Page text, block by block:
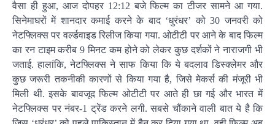
वैसा ही हुआ, आज दोपहर 12:12 बजे फिल्म का टीजर सामने आ गया.
सिनेमाघरों में शानदार कमाई करने के बाद ‘धुरंधर’ को 30 जनवरी को
नेटफ्लिक्स पर वर्ल्डवाइड रिलीज किया गया. ओटीटी पर आने के बाद फिल्म
का रन टाइम करीब 9 मिनट कम होने को लेकर कुछ दर्शकों ने नाराजगी भी
जताई. हालांकि, नेटफ्लिक्स ने साफ किया कि ये बदलाव डिस्क्लेमर और
कुछ जरूरी तकनीकी कारणों से किया गया है, जिसे मेकर्स की मंजूरी भी
मिली थी. इसके बावजूद फिल्म ओटीटी पर आते ही छा गई और भारत में
नेटफ्लिक्स पर नंबर-1 ट्रेंड करने लगी. सबसे चौंकाने वाली बात ये है कि